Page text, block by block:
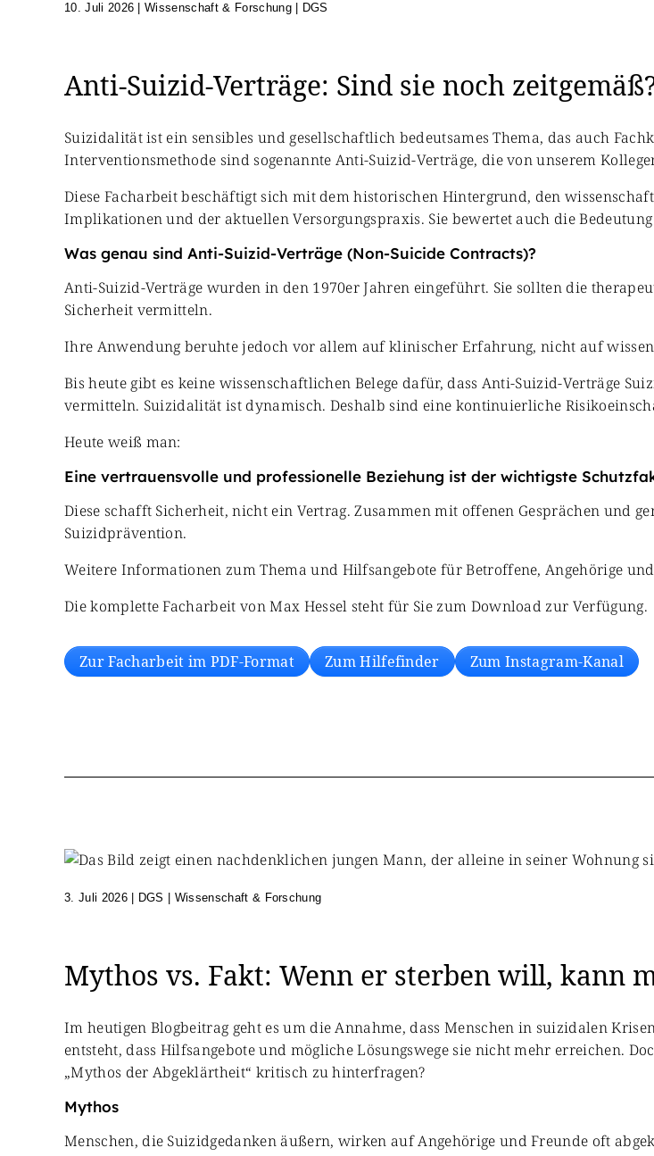
10. Juli 2026 |Wissenschaft & Forschung | DGS
Anti-Suizid-Verträge: Sind sie noch
Suizidalität ist ein sensibles und gesellschaftlich bedeutsames Thema, das auch
Interventionsmethode sind sogenannte Anti-Suizid-Verträge, die von unserem
Diese Facharbeit beschäftigt sich mit dem historischen Hintergrund, den
Implikationen und der aktuellen Versorgungspraxis. Sie bewertet auch die
Was genau sind Anti-Suizid-Verträge (Non-Suicide Contracts)?
Anti-Suizid-Verträge wurden in den 1970er Jahren eingeführt. Sie sollten die
Sicherheit vermitteln.
Ihre Anwendung beruhte jedoch vor allem auf klinischer Erfahrung, nicht auf
Bis heute gibt es keine wissenschaftlichen Belege dafür, dass Anti-Suizid-Verträge
vermitteln. Suizidalität ist dynamisch. Deshalb sind eine kontinuierliche
Heute weiß man:
Eine vertrauensvolle und professionelle Beziehung ist der wichtigste
Diese schafft Sicherheit, nicht ein Vertrag. Zusammen mit offenen Gesprächen und
Suizidprävention.
Weitere Informationen zum Thema und Hilfsangebote für Betroffene, Angehörige
Die komplette Facharbeit von Max Hessel steht für Sie zum Download zur Verfügung.
Zur Facharbeit im PDF-Format Zum Hilfefinder Zum Instagram-Kanal
3. Juli 2026| DGS | Wissenschaft & Forschung
Mythos vs. Fakt: Wenn er sterben will, kann
Im heutigen Blogbeitrag geht es um die Annahme, dass Menschen in suizidalen
entsteht, dass Hilfsangebote und mögliche Lösungswege sie nicht mehr erreichen.
„Mythos der Abgeklärtheit“ kritisch zu hinterfragen?
Mythos
Menschen, die Suizidgedanken äußern, wirken auf Angehörige und Freunde oft